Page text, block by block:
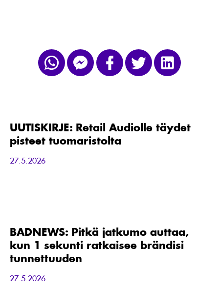
täydet
pisteet
tuomaristolta
UUTISKIRJE: Retail Audiolle täydet
pisteet tuomaristolta
27.5.2026
auttaa,
kun
1
sekunti
ratkaisee
brändisi
tunnettuuden
BADNEWS: Pitkä jatkumo auttaa,
kun 1 sekunti ratkaisee brändisi
tunnettuuden
27.5.2026